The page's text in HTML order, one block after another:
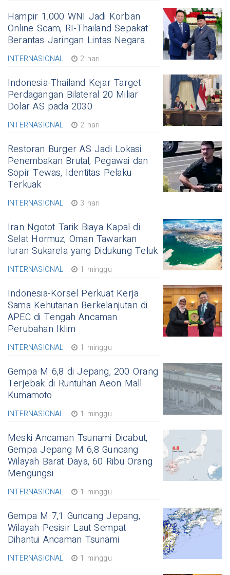
Hampir 1.000 WNI Jadi Korban
Online Scam, RI-Thailand Sepakat
Berantas Jaringan Lintas Negara
INTERNASIONAL 2 hari
Indonesia-Thailand Kejar Target
Perdagangan Bilateral 20 Miliar
Dolar AS pada 2030
INTERNASIONAL 2 hari
Restoran Burger AS Jadi Lokasi
Penembakan Brutal, Pegawai dan
Sopir Tewas, Identitas Pelaku
Terkuak
INTERNASIONAL 3 hari
Iran Ngotot Tarik Biaya Kapal di
Selat Hormuz, Oman Tawarkan
Iuran Sukarela yang Didukung Teluk
INTERNASIONAL 1 minggu
Indonesia-Korsel Perkuat Kerja
Sama Kehutanan Berkelanjutan di
APEC di Tengah Ancaman
Perubahan Iklim
INTERNASIONAL 1 minggu
Gempa M 6,8 di Jepang, 200 Orang
Terjebak di Runtuhan Aeon Mall
Kumamoto
INTERNASIONAL 1 minggu
Meski Ancaman Tsunami Dicabut,
Gempa Jepang M 6,8 Guncang
Wilayah Barat Daya, 60 Ribu Orang
Mengungsi
INTERNASIONAL 1 minggu
Gempa M 7,1 Guncang Jepang,
Wilayah Pesisir Laut Sempat
Dihantui Ancaman Tsunami
INTERNASIONAL 1 minggu